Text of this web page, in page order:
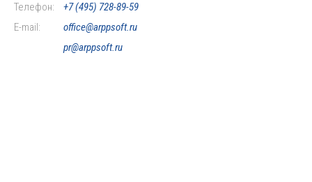
Телефон:
+7 (495) 728-89-59
E-mail:
office@arppsoft.ru
pr@arppsoft.ru